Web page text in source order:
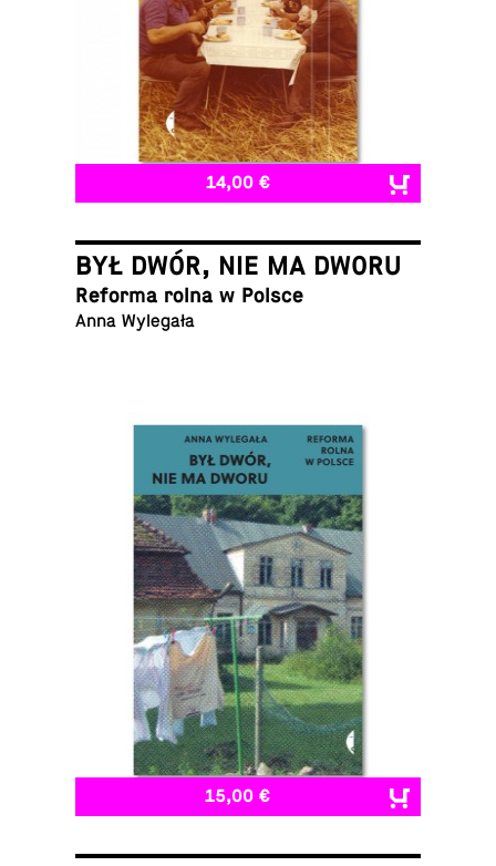
14,00 €
BYŁ DWÓR, NIE MA DWORU
Reforma rolna w Polsce
Anna Wylegała
15,00 €